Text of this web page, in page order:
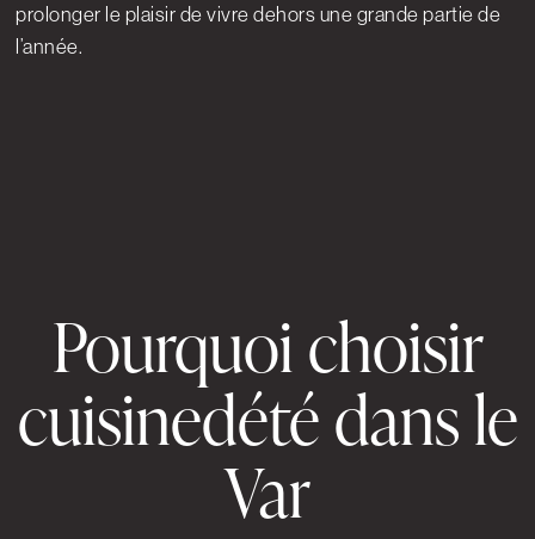
prolonger le plaisir de vivre dehors une grande partie de
l’année.
Pourquoi choisir
cuisinedété dans le
Var